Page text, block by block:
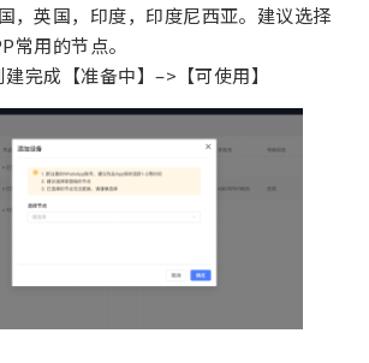
，英国，印度，印度尼西亚。建议选择
常用的节点。
完成【准备中】–>【可使用】